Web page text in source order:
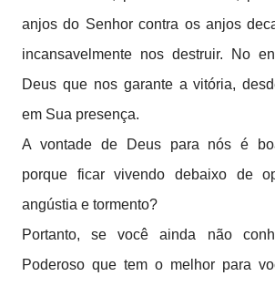
anjos do Senhor contra os anjos
incansavelmente nos destruir. No
Deus que nos garante a vitória,
em Sua presença.
A vontade de Deus para nós é
porque ficar vivendo debaixo de
angústia e tormento?
Portanto, se você ainda não
Poderoso que tem o melhor para